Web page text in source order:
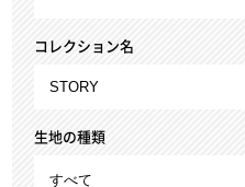
コレクション名
生地の種類